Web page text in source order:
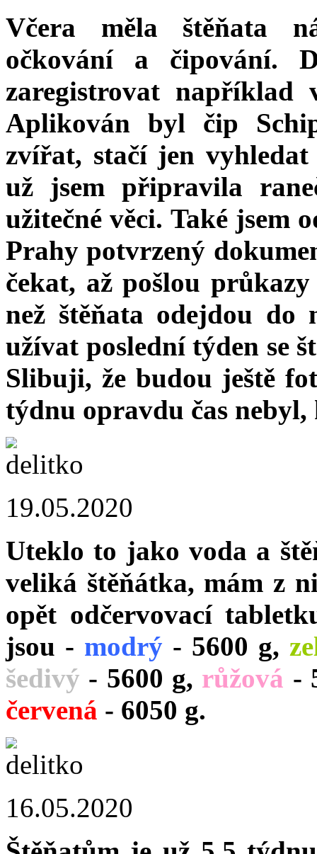
Včera měla štěňata
očkování a čipování.
zaregistrovat
Aplikován byl čip
zvířat, stačí jen
už jsem připravila
užitečné věci. Také jsem
Prahy potvrzený
čekat, až pošlou
než štěňata odejdou
užívat poslední týden se
Slibuji, že budou ještě
týdnu opravdu čas nebyl,
19.05.2020
Uteklo to jako voda a
veliká štěňátka, mám z
opět odčervovací
jsou - modrý - 5600 g,
šedivý - 5600 g, růžová -
červená - 6050 g.
16.05.2020